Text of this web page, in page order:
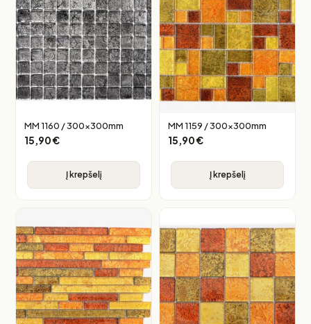
MM 1160 / 300x300mm
15,90€
Į krepšelį
MM 1159 / 300x300mm
15,90€
Į krepšelį